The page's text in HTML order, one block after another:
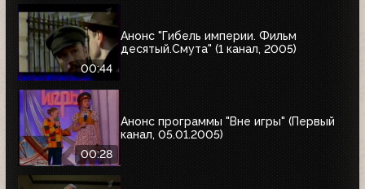
00:44
Анонс "Гибель империи. Фильм
десятый.Смута" (1 канал, 2005)
00:28
Анонс программы "Вне игры" (Первый
канал, 05.01.2005)